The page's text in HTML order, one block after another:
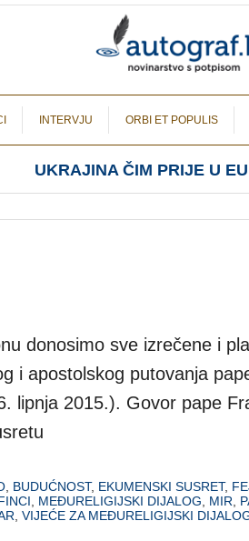
INTERVJU ORBI ET POPULIS
UKRAJINA ČIM PRIJE U
donosimo sve izrečene i
i apostolskog putovanja
lipnja 2015.). Govor pape
BUDUĆNOST, EKUMENSKI SUSRET,
MEĐURELIGIJSKI DIJALOG MIR
VIJEĆE ZA MEĐURELIGIJSKI